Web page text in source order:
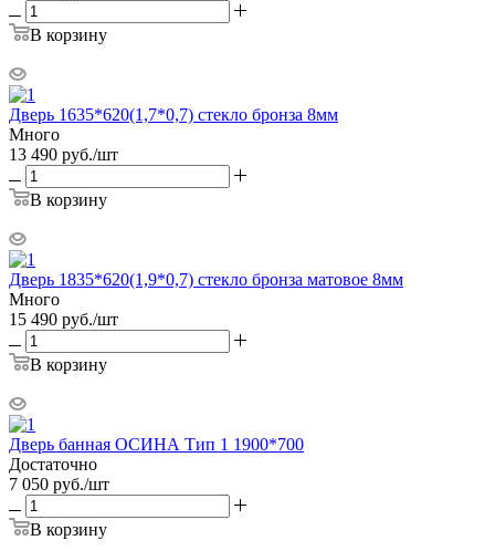
В корзину
Дверь 1635*620(1,7*0,7) стекло бронза 8мм
Много
13 490 руб./шт
В корзину
Дверь 1835*620(1,9*0,7) стекло бронза матовое 8мм
Много
15 490 руб./шт
В корзину
Дверь банная ОСИНА Тип 1 1900*700
Достаточно
7 050 руб./шт
В корзину